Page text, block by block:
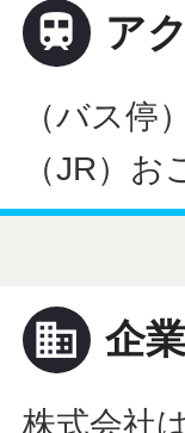
 ア
（バス停
（JR）
business 企
株式会社